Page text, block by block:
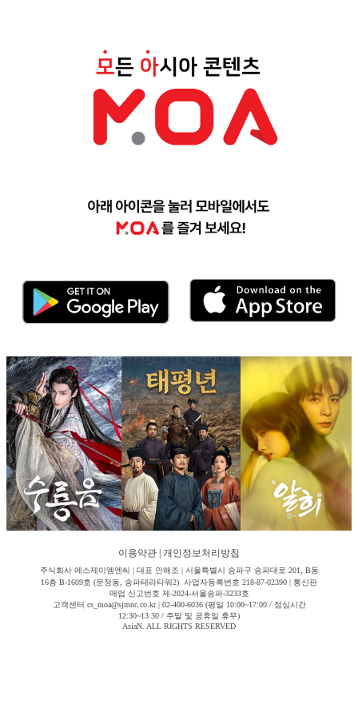
이용약관 개인정보처리방침
주식회사 에스제이엠엔씨 | 대표 안해조 | 서울특별시 송파구 송파대로 201, B동
16층 B-1609호 (문정동, 송파테라타워2) 사업자등록번호 218-87-02390 | 통신판
매업 신고번호 제-2024-서울송파-3233호
고객센터 cs_moa@sjmnc.co.kr | 02-400-6036 (평일 10:00~17:00 / 점심시간
12:30~13:30 / 주말 및 공휴일 휴무)
AsiaN. ALL RIGHTS RESERVED